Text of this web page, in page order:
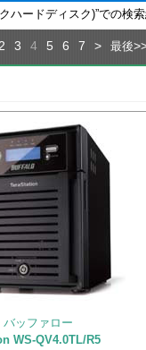
ハードディスク)”での検
3 4 5 6 7 > 最後
バッファロー
WS-QV4.0TL/R5